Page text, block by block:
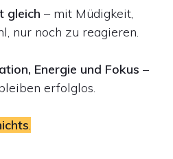
gleich – mit Müdigkeit,
nur noch zu reagieren.
Energie und Fokus –
erfolglos.
.